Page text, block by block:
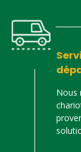
Nous